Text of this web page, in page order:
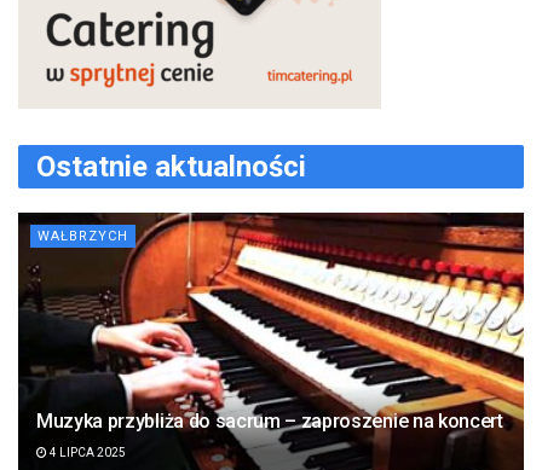
Ostatnie aktualności
WAŁBRZYCH
Muzyka przybliża do sacrum – zaproszenie na koncert
4 LIPCA 2025